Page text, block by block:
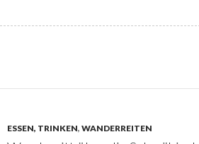
ESSEN, TRINKEN, WANDERREITEN